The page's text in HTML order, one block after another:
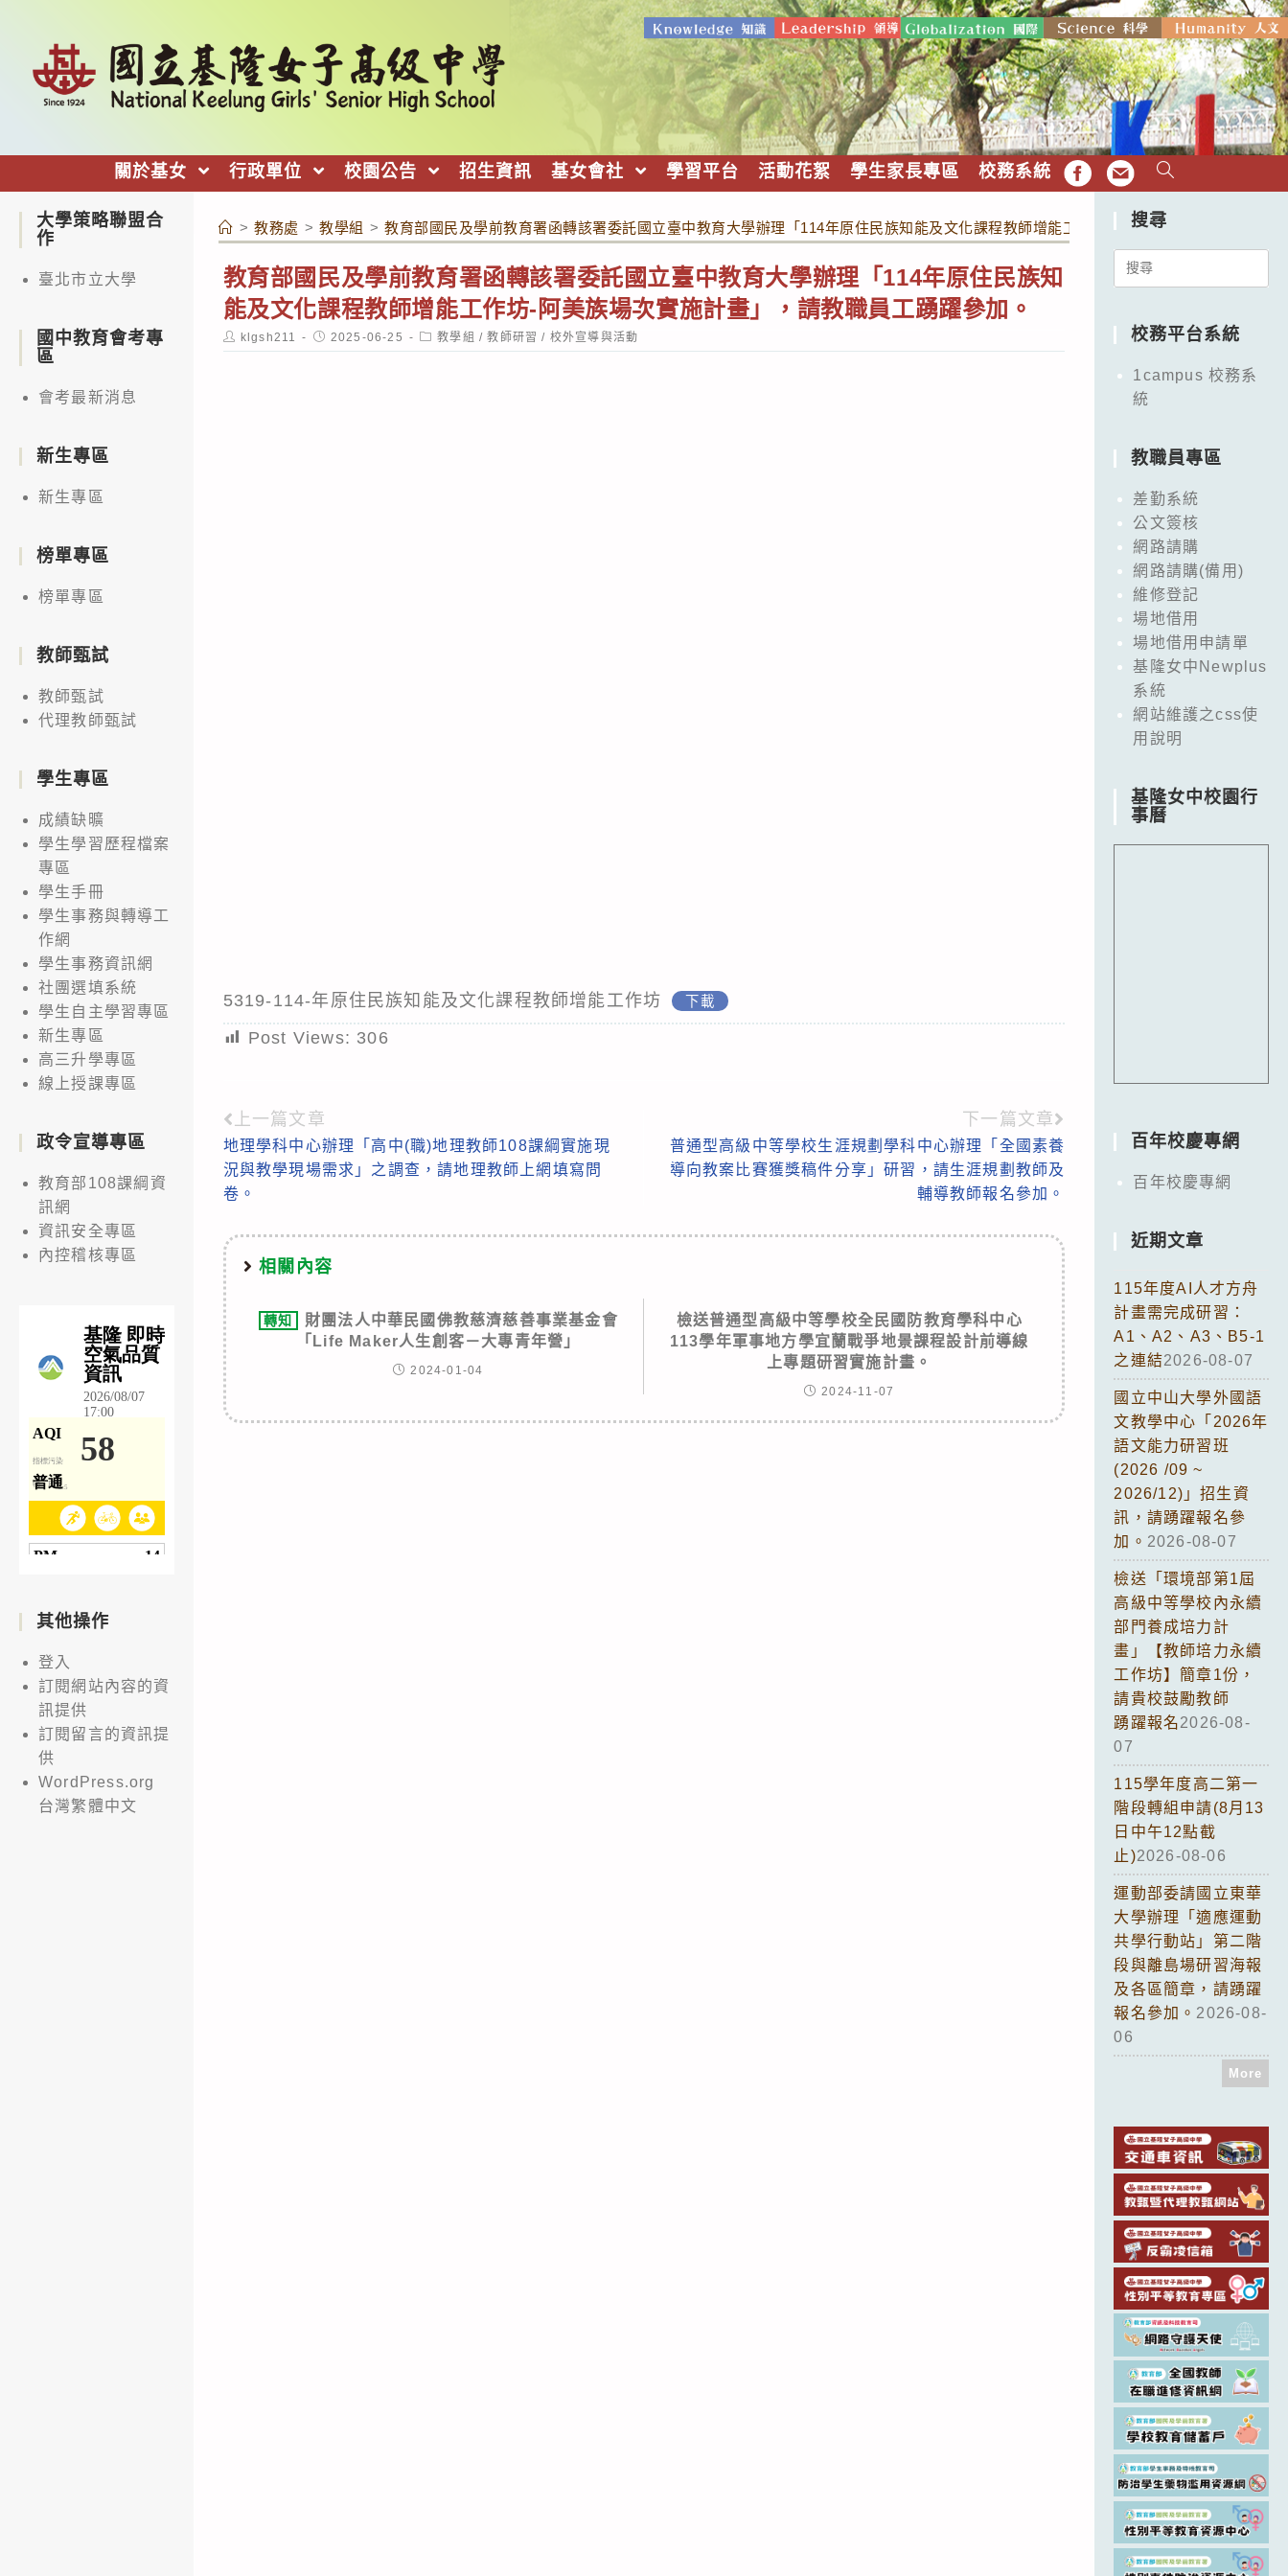
關於基女 行政單位 校園公告 招生資訊 基女會社 學習平台 活動花絮 學生家長專區 校務系統 FB EMAIL
> 教務處 > 教學組 > 教育部國民及學前教育署函轉該署委託國立臺中教育大學辦理「114年原住民族知能及文化課程教師增能工作坊-阿美族場次實施計畫」，
教育部國民及學前教育署函轉該署委託國立臺中教育大學辦理「114年原住民族知
能及文化課程教師增能工作坊-阿美族場次實施計畫」，請教職員工踴躍參加。
Post
author:
klgsh211
Post
published:
2025-06-25
Post
category:
教學組 / 教師研習 / 校外宣導與活動
5319-114-年原住民族知能及文化課程教師增能工作坊 下載
Post Views: 306
Read
more
articles
上一篇文章
地理學科中心辦理「高中(職)地理教師108課綱實施現
況與教學現場需求」之調查，請地理教師上網填寫問
卷。
下一篇文章
普通型高級中等學校生涯規劃學科中心辦理「全國素養
導向教案比賽獲獎稿件分享」研習，請生涯規劃教師及
輔導教師報名參加。
相關內容
轉知
財團法人中華民國佛教慈濟慈善事業基金會
「Life Maker人生創客－大專青年營」
2024-01-04
檢送普通型高級中等學校全民國防教育學科中心
113學年軍事地方學宜蘭戰爭地景課程設計前導線
上專題研習實施計畫。
2024-11-07
大學策略聯盟合
作
臺北市立大學
國中教育會考專
區
會考最新消息
新生專區
新生專區
榜單專區
榜單專區
教師甄試
教師甄試
代理教師甄試
學生專區
成績缺曠
學生學習歷程檔案
專區
學生手冊
學生事務與轉導工
作網
學生事務資訊網
社團選填系統
學生自主學習專區
新生專區
高三升學專區
線上授課專區
政令宣導專區
教育部108課綱資
訊網
資訊安全專區
內控稽核專區
其他操作
登入
訂閱網站內容的資
訊提供
訂閱留言的資訊提
供
WordPress.org
台灣繁體中文
搜尋
Search
校務平台系統
1campus 校務系
統
教職員專區
差勤系統
公文簽核
網路請購
網路請購(備用)
維修登記
場地借用
場地借用申請單
基隆女中Newplus
系統
網站維護之css使
用說明
基隆女中校園行
事曆
百年校慶專網
百年校慶專網
近期文章
115年度AI人才方舟
計畫需完成研習：
A1、A2、A3、B5-1
之連結2026-08-07
國立中山大學外國語
文教學中心「2026年
語文能力研習班
(2026 /09 ~
2026/12)」招生資
訊，請踴躍報名參
加。 2026-08-07
檢送「環境部第1屆
高級中等學校內永續
部門養成培力計
畫」【教師培力永續
工作坊】簡章1份，
請貴校鼓勵教師
踴躍報名2026-08-
07
115學年度高二第一
階段轉組申請(8月13
日中午12點截
止)2026-08-06
運動部委請國立東華
大學辦理「適應運動
共學行動站」第二階
段與離島場研習海報
及各區簡章，請踴躍
報名參加。 2026-08-
06
More